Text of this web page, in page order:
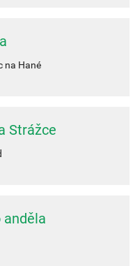
na Hané
Strážce
anděla